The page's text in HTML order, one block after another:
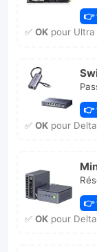
👉
✅ OKpour Ultra
👉
✅ OKpour
👉
✅ OKpour